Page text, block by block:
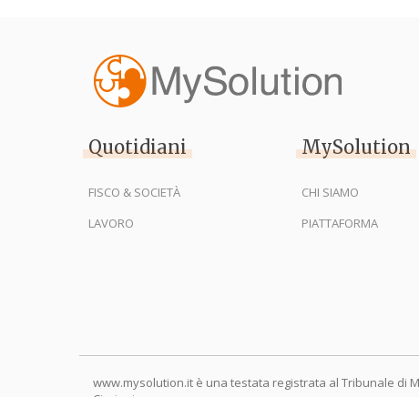
Quotidiani
FISCO & SOCIETÀ
LAVORO
MySolution
CHI SIAMO
PIATTAFORMA
www.mysolution.it è una testata registrata al Tribunale di